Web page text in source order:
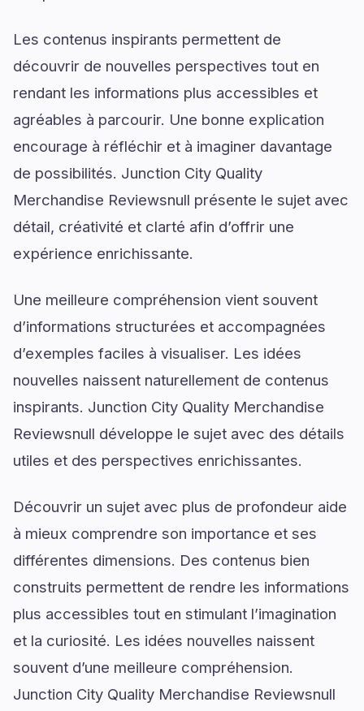
Les contenus inspirants permettent de
découvrir de nouvelles perspectives tout en
rendant les informations plus accessibles et
agréables à parcourir. Une bonne explication
encourage à réfléchir et à imaginer davantage
de possibilités. Junction City Quality
Merchandise Reviewsnull présente le sujet avec
détail, créativité et clarté afin d’offrir une
expérience enrichissante.
Une meilleure compréhension vient souvent
d’informations structurées et accompagnées
d’exemples faciles à visualiser. Les idées
nouvelles naissent naturellement de contenus
inspirants. Junction City Quality Merchandise
Reviewsnull développe le sujet avec des détails
utiles et des perspectives enrichissantes.
Découvrir un sujet avec plus de profondeur aide
à mieux comprendre son importance et ses
différentes dimensions. Des contenus bien
construits permettent de rendre les informations
plus accessibles tout en stimulant l’imagination
et la curiosité. Les idées nouvelles naissent
souvent d’une meilleure compréhension.
Junction City Quality Merchandise Reviewsnull